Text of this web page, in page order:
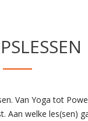
Van Yoga tot
Aan welke les(sen)